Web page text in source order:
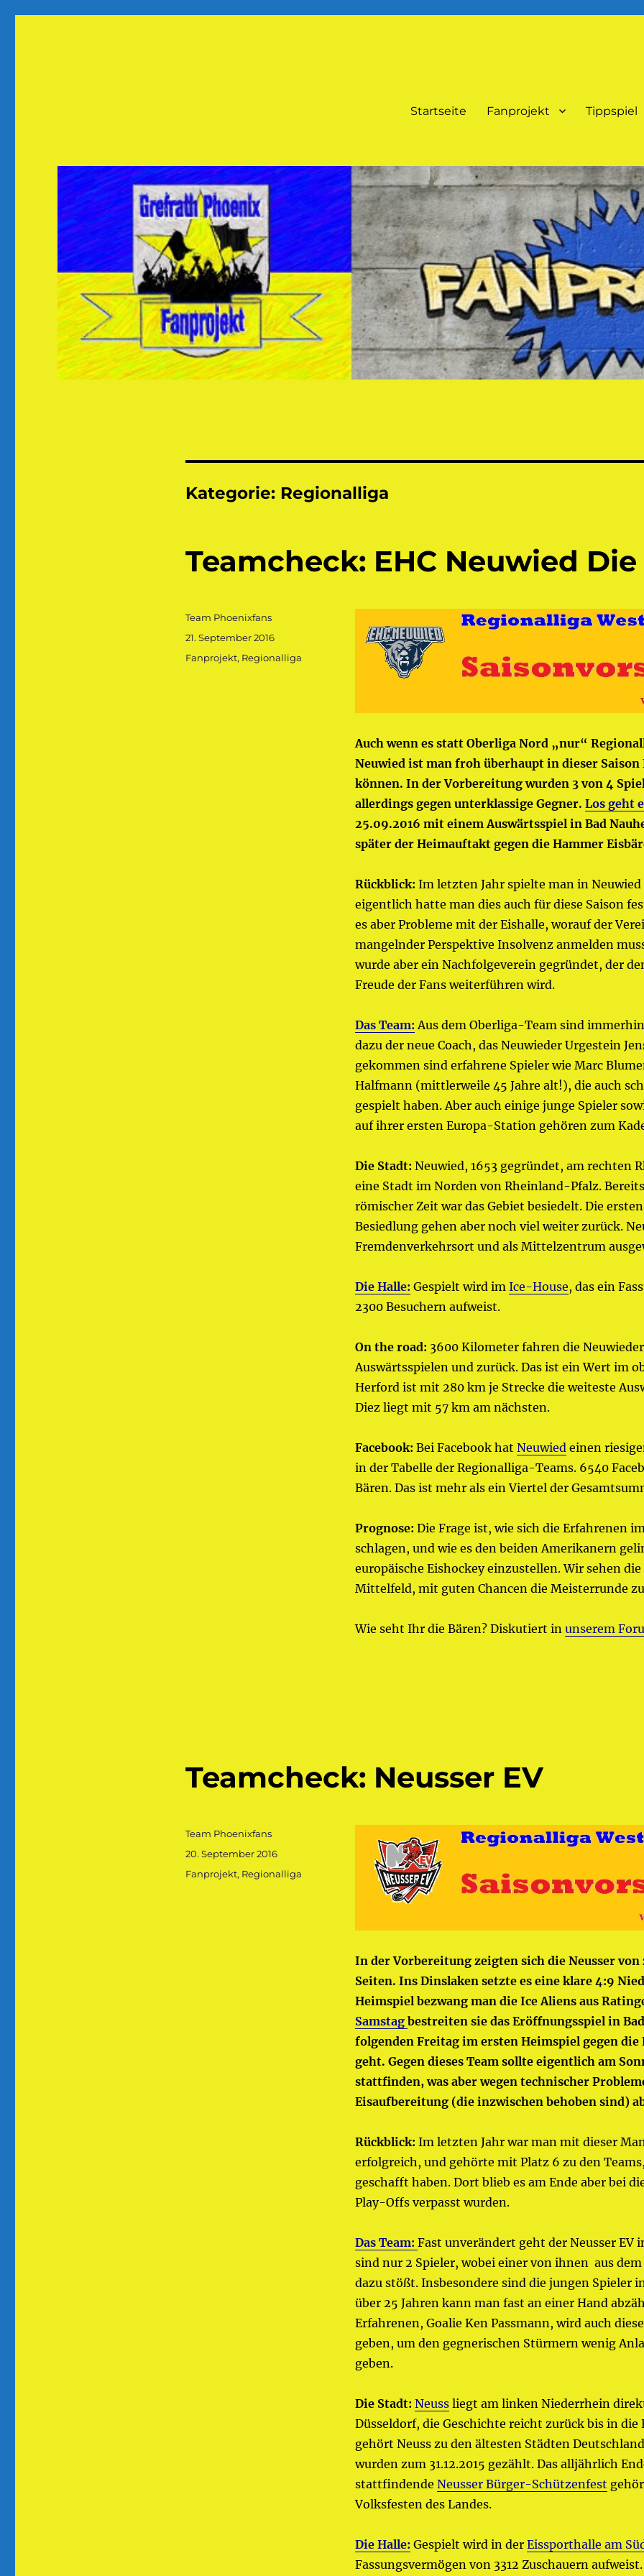
Startseite Fanprojekt Tippspiel
Kategorie: Regionalliga
Teamcheck: EHC Neuwied
Auch wenn es statt Oberliga Nord „nur“
Neuwied ist man froh überhaupt in dieser Saison
können. In der Vorbereitung wurden 3 von 4
allerdings gegen unterklassige Gegner.Los geht
25.09.2016 mit einem Auswärtsspiel in Bad
später der Heimauftakt gegen die Hammer
Rückblick: Im letzten Jahr spielte man in
eigentlich hatte man dies auch für diese Saison
es aber Probleme mit der Eishalle, worauf der
mangelnder Perspektive Insolvenz anmelden
wurde aber ein Nachfolgeverein gegründet, der
Freude der Fans weiterführen wird.
Das Team: Aus dem Oberliga-Team sind
dazu der neue Coach, das Neuwieder Urgestein
gekommen sind erfahrene Spieler wie Marc
Halfmann (mittlerweile 45 Jahre alt!), die auch
gespielt haben. Aber auch einige junge Spieler
auf ihrer ersten Europa-Station gehören zum
Die Stadt:Neuwied, 1653 gegründet, am rechten
eine Stadt im Norden von Rheinland-Pfalz.
römischer Zeit war das Gebiet besiedelt. Die
Besiedlung gehen aber noch viel weiter zurück.
Fremdenverkehrsort und als Mittelzentrum
Die Halle: Gespielt wird imIce-House, das ein
2300 Besuchern aufweist.
On the road: 3600 Kilometer fahren die
Auswärtsspielen und zurück. Das ist ein Wert im
Herford ist mit 280 km je Strecke die weiteste
Diez liegt mit 57 km am nächsten.
Facebook: Bei Facebook hatNeuwied einen
in der Tabelle der Regionalliga-Teams. 6540
Bären. Das ist mehr als ein Viertel der
Prognose: Die Frage ist, wie sich die Erfahrenen
schlagen, und wie es den beiden Amerikanern
europäische Eishockey einzustellen. Wir sehen
Mittelfeld, mit guten Chancen die Meisterrunde
Wie seht Ihr die Bären? Diskutiert inunserem
Autor
Team Phoenixfans
Veröffentlicht
21. September 2016
Kategorien
Fanprojekt, Regionalliga
Teamcheck: Neusser EV
In der Vorbereitung zeigten sich die Neusser
Seiten. Ins Dinslaken setzte es eine klare 4:9
Heimspiel bezwang man die Ice Aliens aus
Samstagbestreiten sie das Eröffnungsspiel in
folgenden Freitag im ersten Heimspiel gegen die
geht. Gegen dieses Team sollte eigentlich am
stattfinden, was aber wegen technischer
Eisaufbereitung (die inzwischen behoben sind)
Rückblick: Im letzten Jahr war man mit dieser
erfolgreich, und gehörte mit Platz 6 zu den
geschafft haben. Dort blieb es am Ende aber bei
Play-Offs verpasst wurden.
Das Team: Fast unverändert geht der Neusser EV
sind nur 2 Spieler, wobei einer von ihnen aus
dazu stößt. Insbesondere sind die jungen Spieler
über 25 Jahren kann man fast an einer Hand
Erfahrenen, Goalie Ken Passmann, wird auch
geben, um den gegnerischen Stürmern wenig
geben.
Die Stadt: Neuss liegt am linken Niederrhein
Düsseldorf, die Geschichte reicht zurück bis in
gehört Neuss zu den ältesten Städten
wurden zum 31.12.2015 gezählt. Das alljährlich
stattfindendeNeusser Bürger-Schützenfest
Volksfesten des Landes.
Die Halle: Gespielt wird in derEissporthalle am
Fassungsvermögen von 3312 Zuschauern aufweist.
Autor
Team Phoenixfans
Veröffentlicht
20. September 2016
Kategorien
Fanprojekt, Regionalliga